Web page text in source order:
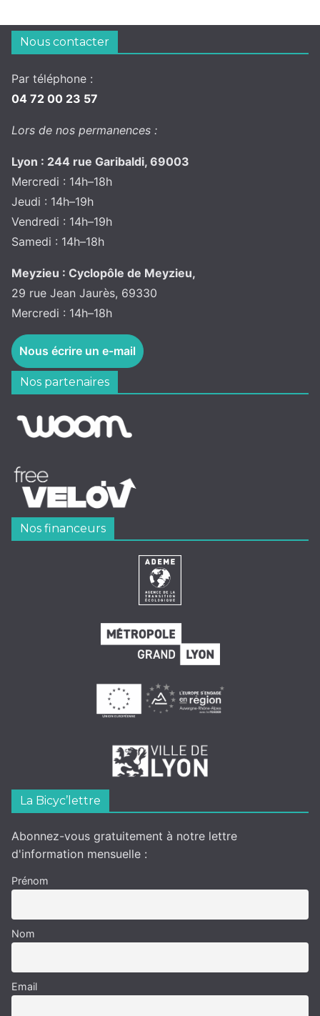
Nous contacter
Par téléphone :
04 72 00 23 57
Lors de nos permanences :
Lyon : 244 rue Garibaldi, 69003
Mercredi : 14h–18h
Jeudi : 14h–19h
Vendredi : 14h–19h
Samedi : 14h–18h
Meyzieu : Cyclopôle de Meyzieu,
29 rue Jean Jaurès, 69330
Mercredi : 14h–18h
Nous écrire un e-mail
Nos partenaires
Nos financeurs
La Bicyc’lettre
Abonnez-vous gratuitement à notre lettre
d'information mensuelle :
Prénom
Nom
Email